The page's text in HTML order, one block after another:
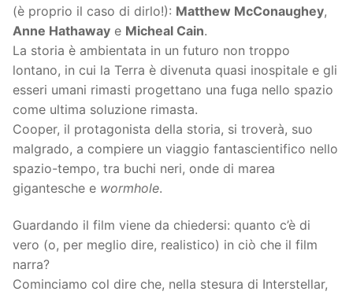
(è proprio il caso di dirlo!): Matthew McConaughey,
Anne Hathaway e Micheal Cain.
La storia è ambientata in un futuro non troppo
lontano, in cui la Terra è divenuta quasi inospitale e gli
esseri umani rimasti progettano una fuga nello spazio
come ultima soluzione rimasta.
Cooper, il protagonista della storia, si troverà, suo
malgrado, a compiere un viaggio fantascientifico nello
spazio-tempo, tra buchi neri, onde di marea
gigantesche e wormhole.
Guardando il film viene da chiedersi: quanto c’è di
vero (o, per meglio dire, realistico) in ciò che il film
narra?
Cominciamo col dire che, nella stesura di Interstellar,